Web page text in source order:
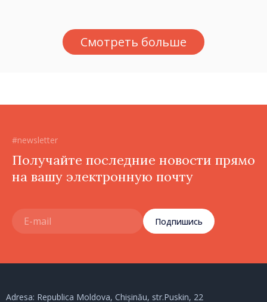
осуществлённые
тираспольскими властями
Смотреть больше
#newsletter
Получайте последние новости прямо
на вашу электронную почту
Подпишись
Adresa: Republica Moldova, Chișinău, str.Puskin, 22